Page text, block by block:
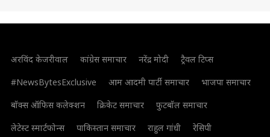
अरविंद केजरीवाल कांग्रेस समाचार नरेंद्र मोदी
ट्रैवल टिप्स
#NewsBytesExclusive
आम आदमी पार्टी समाचार
भाजपा समाचार
बॉक्स ऑफिस कलेक्शन
क्रिकेट समाचार
फुटबॉल समाचार
लेटेस्ट स्मार्टफोन्स
पाकिस्तान समाचार राहुल गांधी रेसिपी